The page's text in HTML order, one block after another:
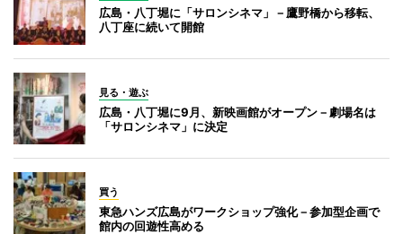
広島・八丁堀に「サロンシネマ」－鷹野橋から移転、
八丁座に続いて開館
見る・遊ぶ
広島・八丁堀に9月、新映画館がオープン－劇場名は
「サロンシネマ」に決定
買う
東急ハンズ広島がワークショップ強化－参加型企画で
館内の回遊性高める